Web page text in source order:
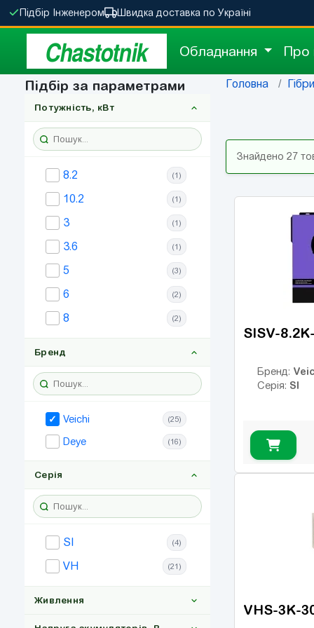
Підбір Інженером Швидка доставка по Україні
Chastotnik Обладнання Про
Підбір за параметрами
Потужність, кВт
8.2 (1)
10.2 (1)
3 (1)
3.6 (1)
5 (3)
6 (2)
8 (2)
Бренд
Veichi (25)
Deye (16)
Серія
SI (4)
VH (21)
Живлення
Головна
Знайдено 27
SISV-
Бренд:
Серія: SI
VHS-3K-